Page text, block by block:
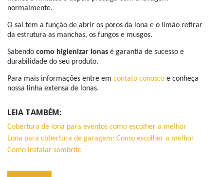
normalmente.
O sal tem a função de abrir os poros da lona e o limão retirar
da estrutura as manchas, os fungos e musgos.
Sabendo como higienizar lonas é garantia de sucesso e
durabilidade do seu produto.
Para mais informações entre em contato conosco e conheça
nossa linha extensa de lonas.
LEIA TAMBÉM:
Cobertura de lona para eventos como escolher a melhor
Lona para cobertura de garagem: Como escolher a melhor
Como instalar sombrite